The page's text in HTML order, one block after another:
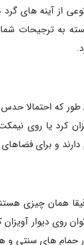
از آینه های
به ترجیحات
طور که احتمالا
کرد یا روی
و برای فضاهای
همان چیزی
روی دیوار
های سنتی و